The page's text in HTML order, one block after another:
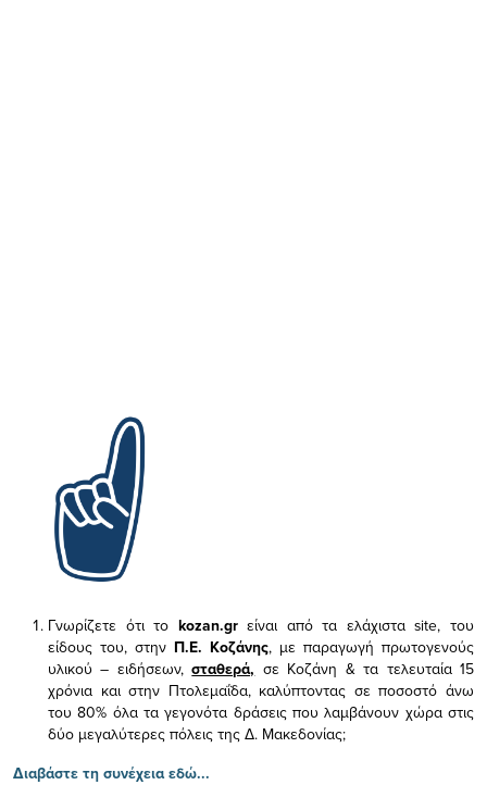
Γνωρίζετε ότι το kozan.gr είναι από τα ελάχισταsite, του
είδους του, στην Π.Ε. Κοζάνης, με παραγωγή πρωτογενούς
υλικού – ειδήσεων,σταθερά, σε Κοζάνη & τα τελευταία 15
χρόνια και στην Πτολεμαΐδα, καλύπτοντας σε ποσοστό άνω
του 80% όλα τα γεγονότα δράσεις που λαμβάνουν χώρα στις
δύο μεγαλύτερες πόλεις της Δ. Μακεδονίας;
Διαβάστε τη συνέχεια εδώ...